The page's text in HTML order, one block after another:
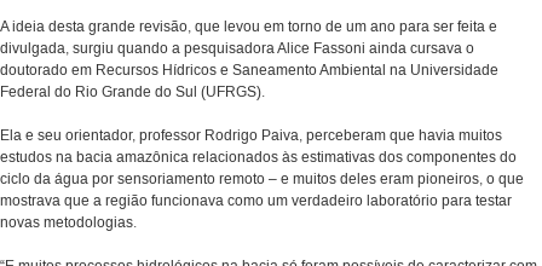
A ideia desta grande revisão, que levou em torno de um ano para ser feita e
divulgada, surgiu quando a pesquisadora Alice Fassoni ainda cursava o
doutorado em Recursos Hídricos e Saneamento Ambiental na Universidade
Federal do Rio Grande do Sul (UFRGS).
Ela e seu orientador, professor Rodrigo Paiva, perceberam que havia muitos
estudos na bacia amazônica relacionados às estimativas dos componentes do
ciclo da água por sensoriamento remoto – e muitos deles eram pioneiros, o que
mostrava que a região funcionava como um verdadeiro laboratório para testar
novas metodologias.